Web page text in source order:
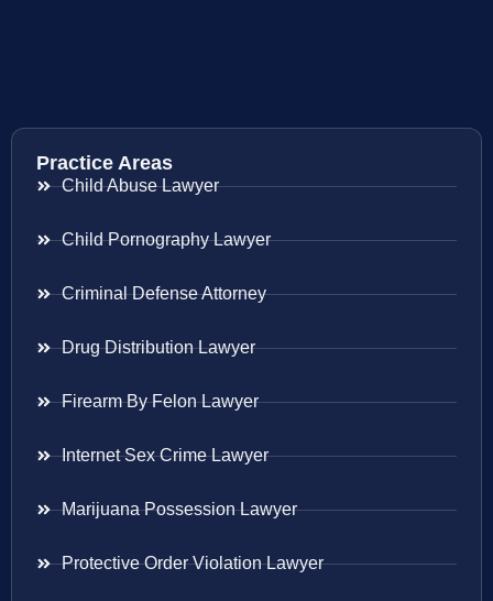
Practice Areas
Child Abuse Lawyer
Child Pornography Lawyer
Criminal Defense Attorney
Drug Distribution Lawyer
Firearm By Felon Lawyer
Internet Sex Crime Lawyer
Marijuana Possession Lawyer
Protective Order Violation Lawyer